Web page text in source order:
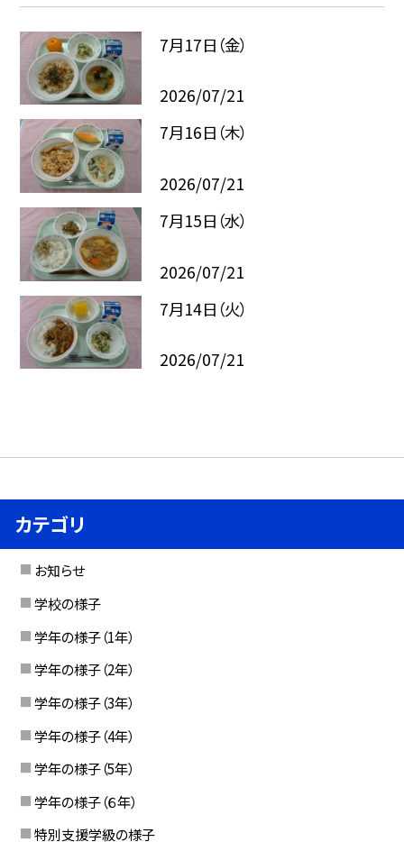
7月17日（金）
2026/07/21
7月16日（木）
2026/07/21
7月15日（水）
2026/07/21
7月14日（火）
2026/07/21
カテゴリ
お知らせ
学校の様子
学年の様子（1年）
学年の様子（2年）
学年の様子（3年）
学年の様子（4年）
学年の様子（5年）
学年の様子（６年）
特別支援学級の様子